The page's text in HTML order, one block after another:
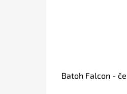
Batoh Falcon -